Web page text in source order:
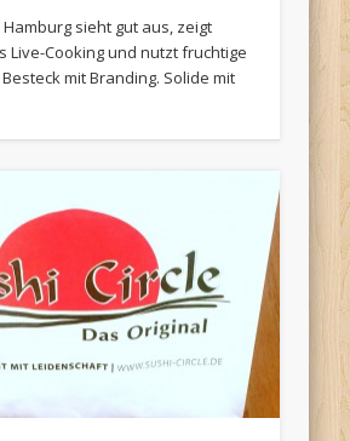
Hamburg sieht gut aus, zeigt
Live-Cooking und nutzt fruchtige
mit Branding. Solide mit